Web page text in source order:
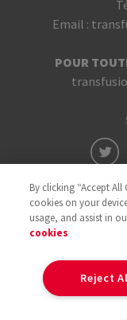
Email :
POUR
By clicking “Accept
cookies on your
usage, and assist in
cookies
Reject